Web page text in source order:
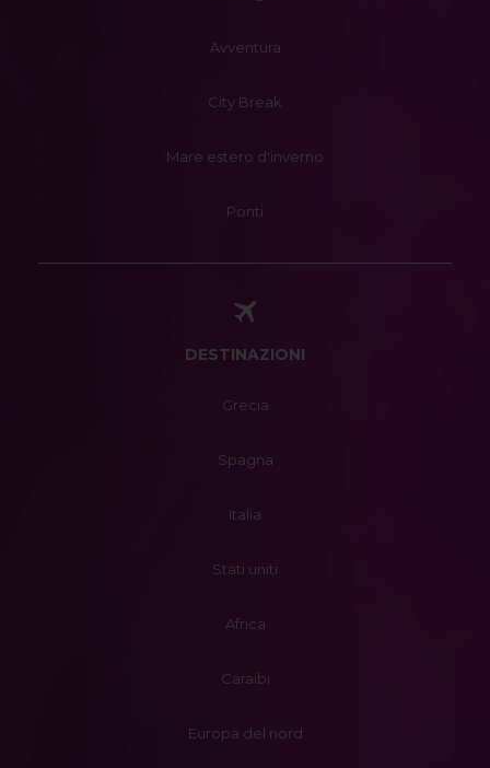
Avventura
City Break
Mare estero d'inverno
Ponti
DESTINAZIONI
Grecia
Spagna
Italia
Stati uniti
Africa
Caraibi
Europa del nord